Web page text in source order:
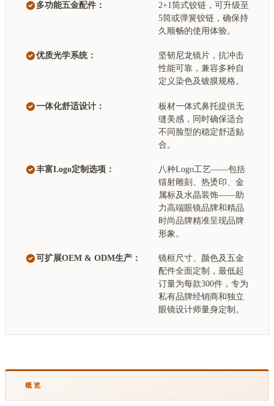
多功能五金配件：
2+1筒式铰链，可升级至
5筒或弹簧铰链，确保持
久顺畅的使用体验。
优质光学系统：
坚韧尼龙镜片，抗冲击
性能可靠，兼容多种自
定义染色及镀膜规格。
一体化舒适设计：
板材一体式鼻托提供无
缝美感，同时确保适合
不同脸型的稳定舒适贴
合。
丰富Logo定制选项：
八种Logo工艺——包括
镭射雕刻、热烫印、金
属标及水晶装饰——助
力高端眼镜品牌和精品
时尚品牌精准呈现品牌
形象。
可扩展OEM & ODM生产：
镜框尺寸、颜色及五金
配件全面定制，最低起
订量为每款300件，专为
私有品牌经销商和独立
眼镜设计师量身定制。
概览